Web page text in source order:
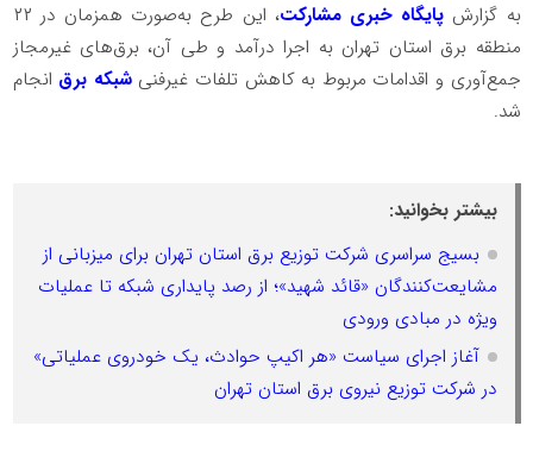
به گزارش پایگاه خبری مشارکت
، این طرح به‌صورت همزمان در ۲۲
منطقه برق استان تهران به اجرا درآمد و طی آن، برق‌های غیرمجاز
جمع‌آوری و اقدامات مربوط به کاهش تلفات غیرفنی شبکه برق انجام
شد.
بیشتر بخوانید:
بسیج سراسری شرکت توزیع برق استان تهران برای میزبانی از
مشایعت‌کنندگان «قائد شهید»؛ از رصد پایداری شبکه تا عملیات
ویژه در مبادی ورودی
آغاز اجرای سیاست «هر اکیپ حوادث، یک خودروی عملیاتی»
در شرکت توزیع نیروی برق استان تهران